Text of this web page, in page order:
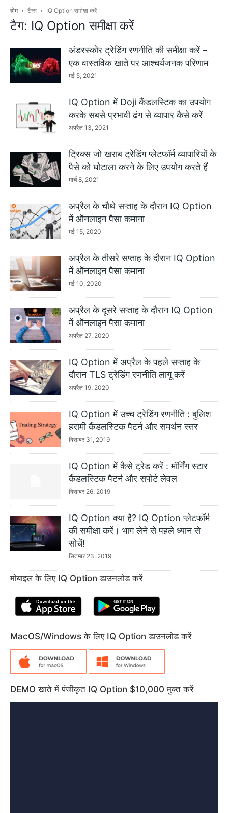
होम टैग्स IQ Option समीक्षा करें
टैग: IQ Option समीक्षा करें
अंडरस्कोर ट्रेडिंग रणनीति की समीक्षा करें –
एक वास्तविक खाते पर आश्चर्यजनक परिणाम
मई 5, 2021
IQ Option में Doji कैंडलस्टिक का उपयोग
करके सबसे प्रभावी ढंग से व्यापार कैसे करें
अप्रैल 13, 2021
ट्रिक्स जो खराब ट्रेडिंग प्लेटफॉर्म व्यापारियों के
पैसे को घोटाला करने के लिए उपयोग करते हैं
मार्च 8, 2021
अप्रैल के चौथे सप्ताह के दौरान IQ Option
में ऑनलाइन पैसा कमाना
मई 15, 2020
अप्रैल के तीसरे सप्ताह के दौरान IQ Option
में ऑनलाइन पैसा कमाना
मई 10, 2020
अप्रैल के दूसरे सप्ताह के दौरान IQ Option
में ऑनलाइन पैसा कमाना
अप्रैल 27, 2020
IQ Option में अप्रैल के पहले सप्ताह के
दौरान TLS ट्रेडिंग रणनीति लागू करें
अप्रैल 19, 2020
IQ Option में उच्च ट्रेडिंग रणनीति : बुलिश
हरामी कैंडलस्टिक पैटर्न और समर्थन स्तर
दिसम्बर 31, 2019
IQ Option में कैसे ट्रेड करें : मॉर्निंग स्टार
कैंडलस्टिक पैटर्न और सपोर्ट लेवल
दिसम्बर 26, 2019
IQ Option क्या है? IQ Option प्लेटफॉर्म
की समीक्षा करें। भाग लेने से पहले ध्यान से
सोचें!
सितम्बर 23, 2019
मोबाइल के लिए IQ Option डाउनलोड करें
MacOS/Windows के लिए IQ Option डाउनलोड करें
DEMO खाते में पंजीकृत IQ Option $10,000 मुक्त करें